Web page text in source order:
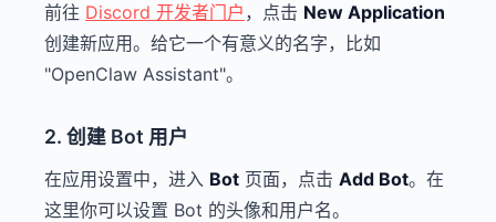
前往 Discord 开发者门户 ，点击 New Application
创建新应用。给它一个有意义的名字，比如
"OpenClaw Assistant"。
2. 创建 Bot 用户
在应用设置中，进入 Bot 页面，点击 Add Bot。在
这里你可以设置 Bot 的头像和用户名。